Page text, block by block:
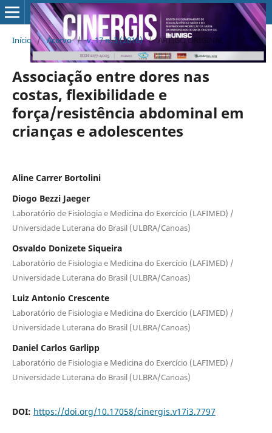
Início / Acervo / v. 17 n. 3 (2016) / ARTIGO ORIGINAL
Associação entre dores nas
costas, flexibilidade e
força/resistência abdominal em
crianças e adolescentes
Aline Carrer Bortolini
Diogo Bezzi Jaeger
Laboratório de Fisiologia e Medicina do Exercício (LAFIMED) /
Universidade Luterana do Brasil (ULBRA/Canoas)
Osvaldo Donizete Siqueira
Laboratório de Fisiologia e Medicina do Exercício (LAFIMED) /
Universidade Luterana do Brasil (ULBRA/Canoas)
Luiz Antonio Crescente
Laboratório de Fisiologia e Medicina do Exercício (LAFIMED) /
Universidade Luterana do Brasil (ULBRA/Canoas)
Daniel Carlos Garlipp
Laboratório de Fisiologia e Medicina do Exercício (LAFIMED) /
Universidade Luterana do Brasil (ULBRA/Canoas)
DOI: https://doi.org/10.17058/cinergis.v17i3.7797